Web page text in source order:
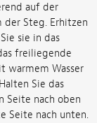
auf der
der Steg. Erhitzen
sie in das
freiliegende
warmem Wasser
Sie das
Seite nach oben
Seite nach unten.